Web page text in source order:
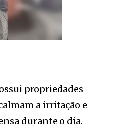
propriedades
a irritação e
durante o dia.